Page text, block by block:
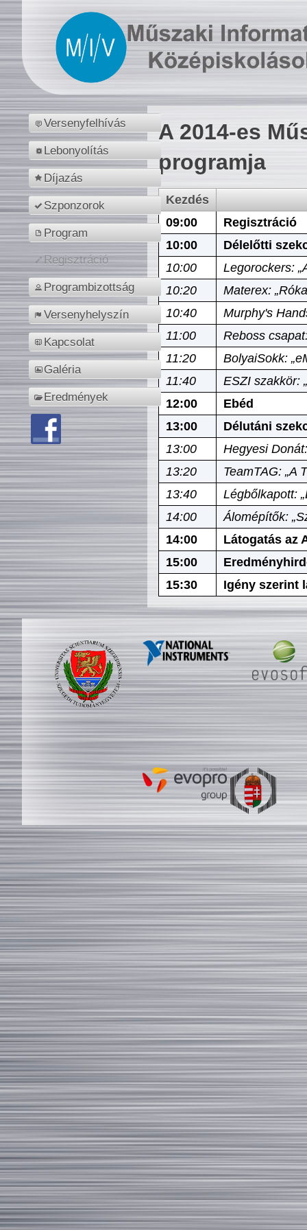
Versenyfelhívás
Lebonyolítás
Díjazás
Szponzorok
Program
Regisztráció
Programbizottság
Versenyhelyszín
Kapcsolat
Galéria
Eredmények
A 2014-es
programja
Kezdés
09:00
Regisztráció
10:00
Délelőtti
10:00
Legorockers:
10:20
Materex:
10:40
Murphy's
11:00
Reboss
11:20
BolyaiSokk:
11:40
ESZI szakkör:
12:00
Ebéd
13:00
Délutáni
13:00
Hegyesi
13:20
TeamTAG: „A
13:40
Légbőlkapott:
14:00
Álomépítők:
14:00
Látogatás az
15:00
15:30
Igény szerint